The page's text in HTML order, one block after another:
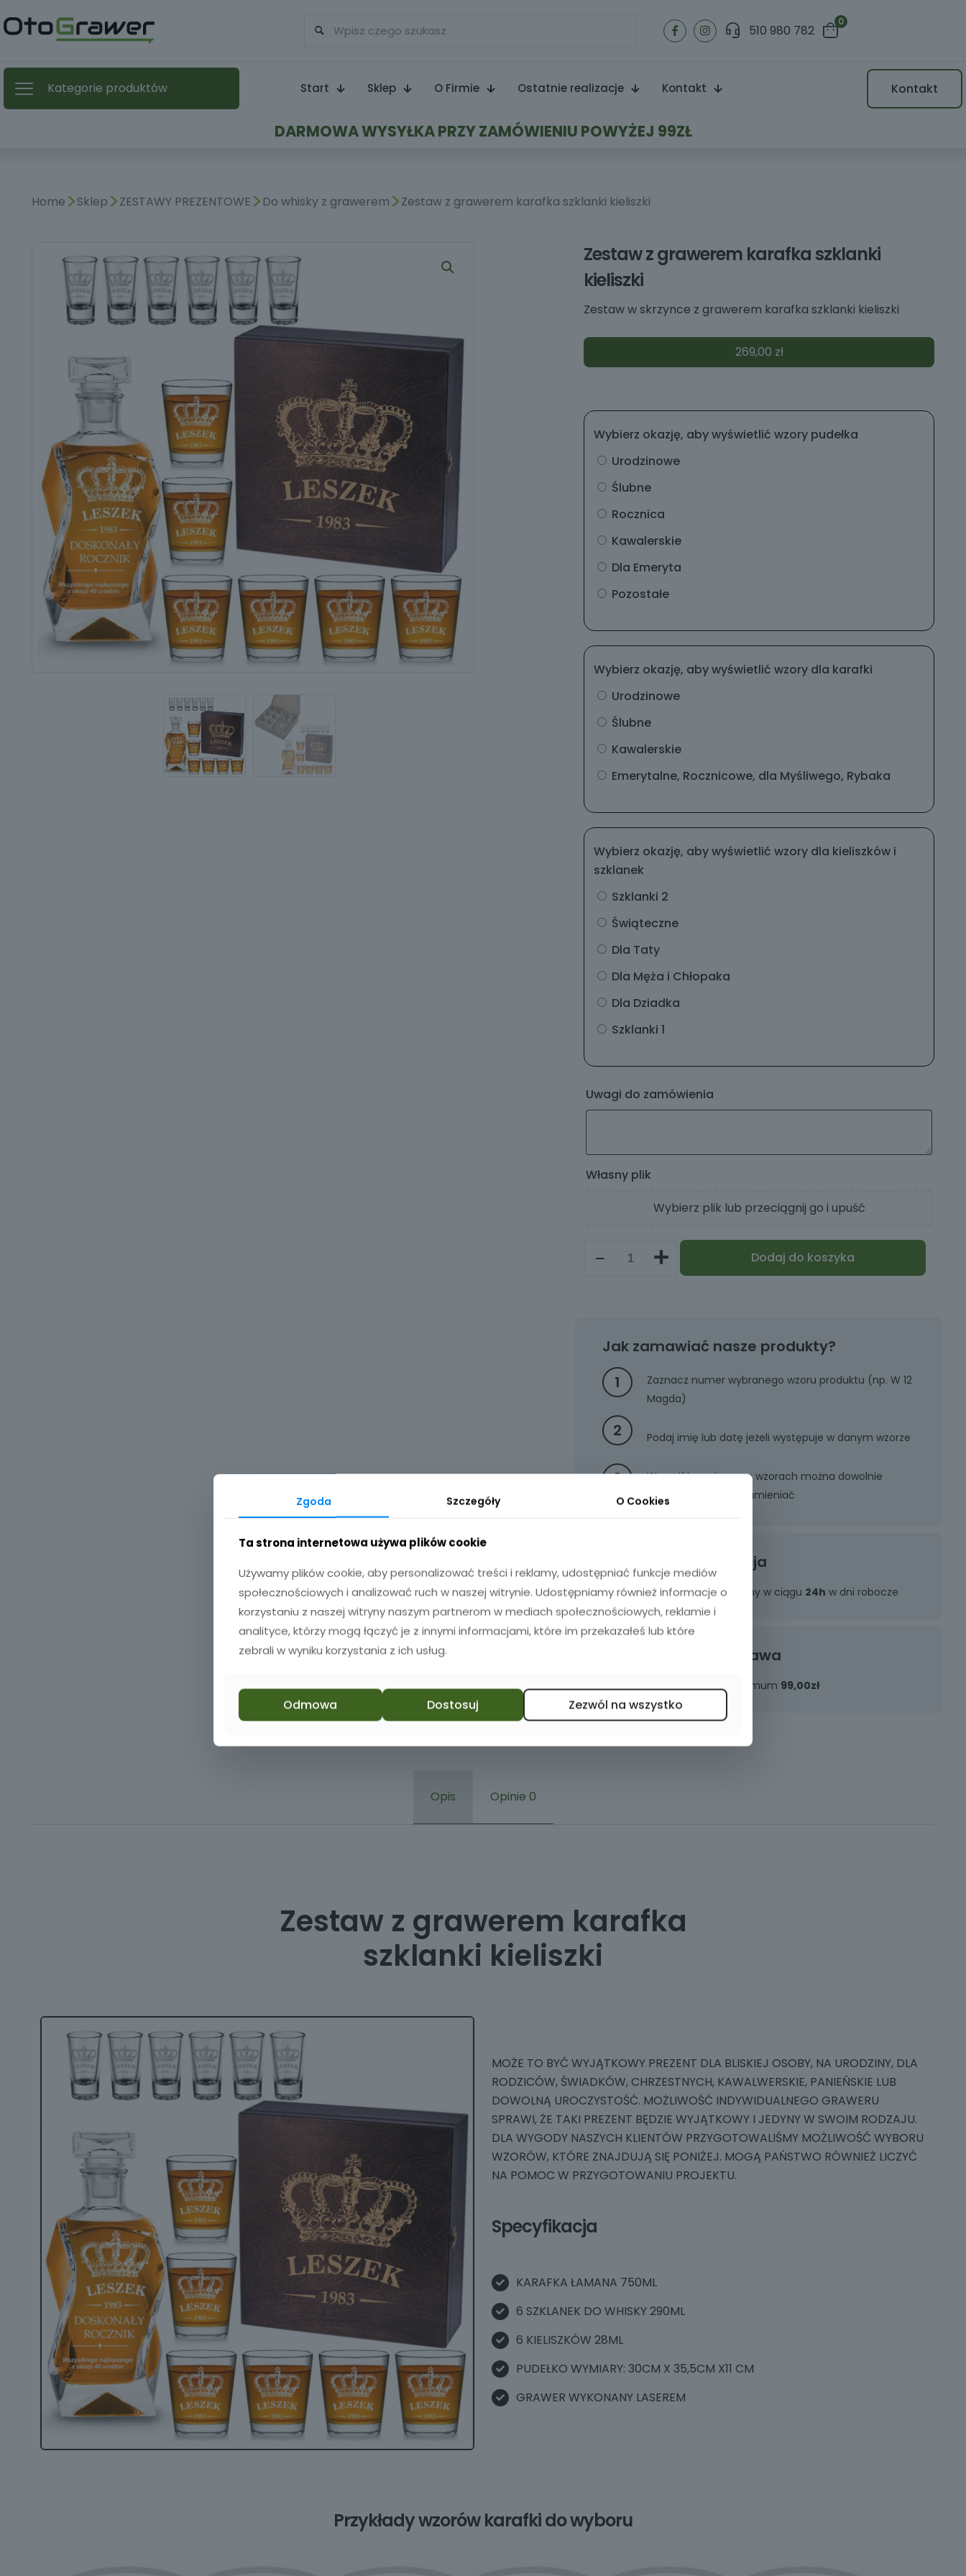
510 980 782
0
Kategorie produktów Start Sklep O Firmie Ostatnie realizacje Kontakt Kontakt
DARMOWA WYSYŁKA PRZY ZAMÓWIENIU POWYŻEJ 99ZŁ
Home>Sklep>ZESTAWY PREZENTOWE> Do whisky z grawerem>Zestaw z grawerem karafka szklanki kieliszki
Zestaw z grawerem karafka szklanki
kieliszki
Zestaw w skrzynce z grawerem karafka szklanki kieliszki
269,00 zł
Wybierz okazję, aby wyświetlić wzory pudełka
Urodzinowe
Ślubne
Rocznica
Kawalerskie
Dla Emeryta
Pozostałe
Wybierz okazję, aby wyświetlić wzory dla karafki
Urodzinowe
Ślubne
Kawalerskie
Emerytalne, Rocznicowe, dla Myśliwego, Rybaka
Wybierz okazję, aby wyświetlić wzory dla kieliszków i
szklanek
Szklanki 2
Świąteczne
Dla Taty
Dla Męża i Chłopaka
Dla Dziadka
Szklanki 1
Uwagi do zamówienia
Własny plik
Wybierz plik lub przeciągnij go i upuść
szklanki
Dodaj do koszyka
Jak zamawiać nasze produkty?
1
Zaznacz numer wybranego wzoru produktu (np. W 12
Magda)
2 Podaj imię lub datę jeżeli występuje w danym wzorze
3
Wszystkie zmiany we wzorach można dowolnie
modyfikować oraz zamieniać
Szybka realizacja
Zamówienie realizujemy w ciągu 24h w dni robocze
Darmowa dostawa
Przy zakupach za minimum 99,00zł
Opis Opinie 0
Zestaw z grawerem karafka
szklanki kieliszki
MOŻE TO BYĆ WYJĄTKOWY PREZENT DLA BLISKIEJ OSOBY, NA URODZINY, DLA
RODZICÓW, ŚWIADKÓW, CHRZESTNYCH, KAWALWERSKIE, PANIEŃSKIE LUB
DOWOLNĄ UROCZYSTOŚĆ. MOŻLIWOŚĆ INDYWIDUALNEGO GRAWERU
SPRAWI, ŻE TAKI PREZENT BĘDZIE WYJĄTKOWY I JEDYNY W SWOIM RODZAJU.
DLA WYGODY NASZYCH KLIENTÓW PRZYGOTOWALIŚMY MOŻLIWOŚĆ WYBORU
WZORÓW, KTÓRE ZNAJDUJĄ SIĘ PONIŻEJ. MOGĄ PAŃSTWO RÓWNIEŻ LICZYĆ
NA POMOC W PRZYGOTOWANIU PROJEKTU.
Specyfikacja
KARAFKA ŁAMANA 750ML
6 SZKLANEK DO WHISKY 290ML
6 KIELISZKÓW 28ML
PUDEŁKO WYMIARY: 30CM X 35,5CM X11 CM
GRAWER WYKONANY LASEREM
Przykłady wzorów karafki do wyboru
Zgoda Szczegóły O Cookies
Ta strona internetowa używa plików cookie
Używamy plików cookie, aby personalizować treści i reklamy, udostępniać funkcje mediów
społecznościowych i analizować ruch w naszej witrynie. Udostępniamy również informacje o
korzystaniu z naszej witryny naszym partnerom w mediach społecznościowych, reklamie i
analityce, którzy mogą łączyć je z innymi informacjami, które im przekazałeś lub które
zebrali w wyniku korzystania z ich usług.
Odmowa Dostosuj Zezwól na wszystko